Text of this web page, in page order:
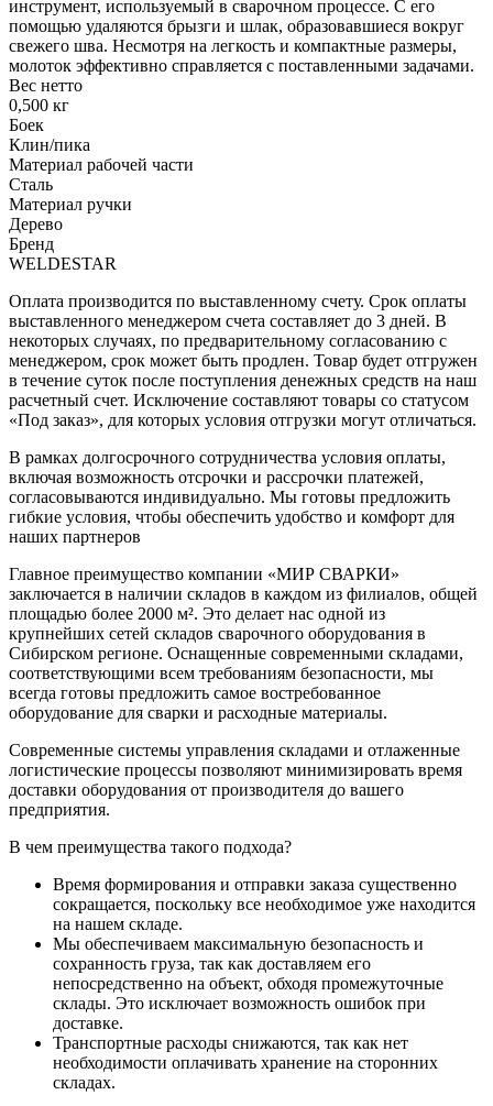
инструмент, используемый в сварочном процессе. С его
помощью удаляются брызги и шлак, образовавшиеся вокруг
свежего шва. Несмотря на легкость и компактные размеры,
молоток эффективно справляется с поставленными задачами.
Вес нетто
0,500 кг
Боек
Клин/пика
Материал рабочей части
Сталь
Материал ручки
Дерево
Бренд
WELDESTAR
Оплата производится по выставленному счету. Срок оплаты
выставленного менеджером счета составляет до 3 дней. В
некоторых случаях, по предварительному согласованию с
менеджером, срок может быть продлен. Товар будет отгружен
в течение суток после поступления денежных средств на наш
расчетный счет. Исключение составляют товары со статусом
«Под заказ», для которых условия отгрузки могут отличаться.
В рамках долгосрочного сотрудничества условия оплаты,
включая возможность отсрочки и рассрочки платежей,
согласовываются индивидуально. Мы готовы предложить
гибкие условия, чтобы обеспечить удобство и комфорт для
наших партнеров
Главное преимущество компании «МИР СВАРКИ»
заключается в наличии складов в каждом из филиалов, общей
площадью более 2000 м². Это делает нас одной из
крупнейших сетей складов сварочного оборудования в
Сибирском регионе. Оснащенные современными складами,
соответствующими всем требованиям безопасности, мы
всегда готовы предложить самое востребованное
оборудование для сварки и расходные материалы.
Современные системы управления складами и отлаженные
логистические процессы позволяют минимизировать время
доставки оборудования от производителя до вашего
предприятия.
В чем преимущества такого подхода?
Время формирования и отправки заказа существенно
сокращается, поскольку все необходимое уже находится
на нашем складе.
Мы обеспечиваем максимальную безопасность и
сохранность груза, так как доставляем его
непосредственно на объект, обходя промежуточные
склады. Это исключает возможность ошибок при
доставке.
Транспортные расходы снижаются, так как нет
необходимости оплачивать хранение на сторонних
складах.